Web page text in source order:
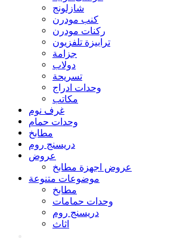
شازلونج
كنب مودرن
ركنات مودرن
ترابيزة تلفزيون
جزامة
دولاب
تسريحة
وحدات ادراج
مكاتب
غرف نوم
وحدات حمام
مطابخ
دريسنج روم
عروض
عروض اجهزة مطابخ
موضوعات متنوعة
مطابخ
وحدات حمامات
دريسنج روم
اثاث